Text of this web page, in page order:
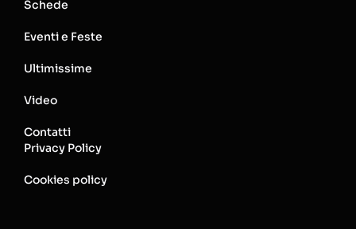
Schede
Eventi e Feste
Ultimissime
Video
Contatti
Privacy Policy
Cookies policy